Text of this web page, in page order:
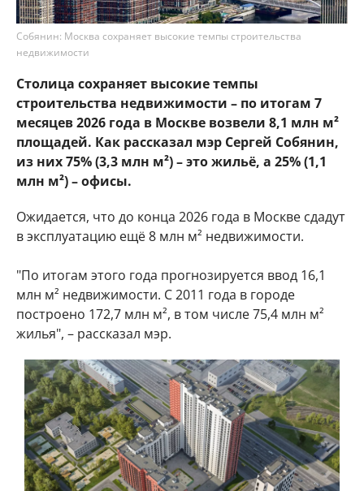
Собянин: Москва сохраняет высокие темпы строительства
недвижимости
Столица сохраняет высокие темпы
строительства недвижимости – по итогам 7
месяцев 2026 года в Москве возвели 8,1 млн м²
площадей. Как рассказал мэр Сергей Собянин,
из них 75% (3,3 млн м²) – это жильё, а 25% (1,1
млн м²) – офисы.
Ожидается, что до конца 2026 года в Москве сдадут
в эксплуатацию ещё 8 млн м² недвижимости.
"По итогам этого года прогнозируется ввод 16,1
млн м² недвижимости. С 2011 года в городе
построено 172,7 млн м², в том числе 75,4 млн м²
жилья", – рассказал мэр.